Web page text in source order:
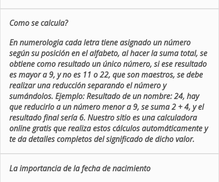
Como se calcula?
En numerologia cada letra tiene asignado un número
según su posición en el alfabeto, al hacer la suma total, se
obtiene como resultado un único número, si ese resultado
es mayor a 9, y no es 11 o 22, que son maestros, se debe
realizar una reducción separando el número y
sumándolos. Ejemplo: Resultado de un nombre: 24, hay
que reducirlo a un número menor a 9, se suma 2 + 4, y el
resultado final sería 6. Nuestro sitio es una calculadora
online gratis que realiza estos cálculos automáticamente y
te da detalles completos del significado de dicho valor.
La importancia de la fecha de nacimiento